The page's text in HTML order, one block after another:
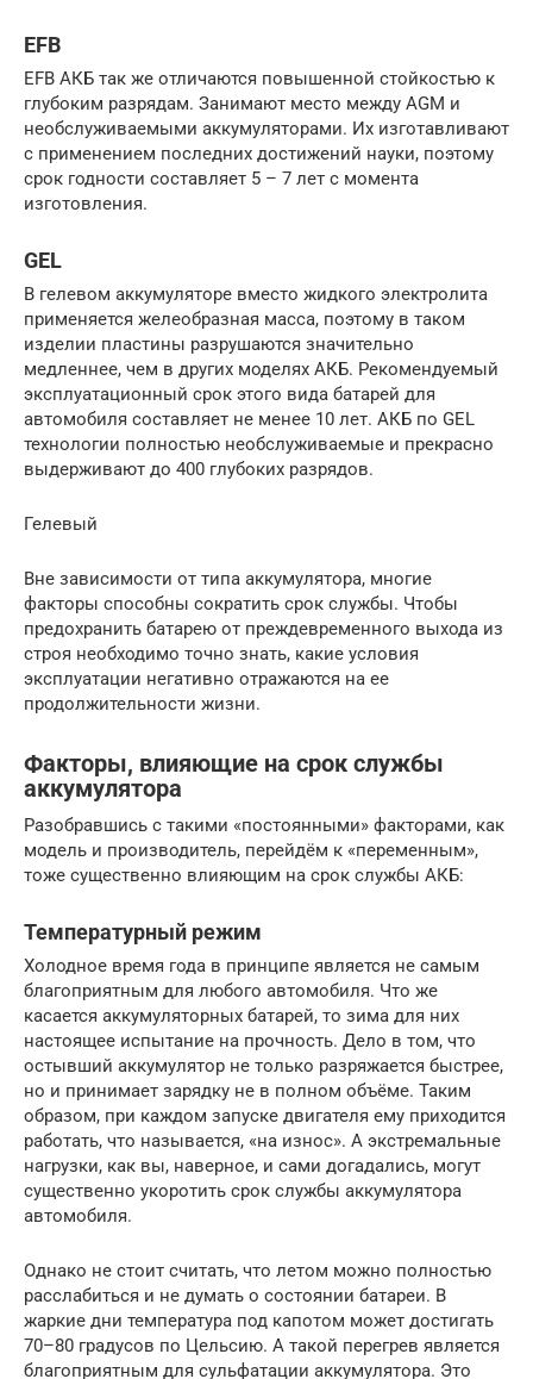
EFB
EFB АКБ так же отличаются повышенной стойкостью к
глубоким разрядам. Занимают место между AGM и
необслуживаемыми аккумуляторами. Их изготавливают
с применением последних достижений науки, поэтому
срок годности составляет 5 – 7 лет с момента
изготовления.
GEL
В гелевом аккумуляторе вместо жидкого электролита
применяется желеобразная масса, поэтому в таком
изделии пластины разрушаются значительно
медленнее, чем в других моделях АКБ. Рекомендуемый
эксплуатационный срок этого вида батарей для
автомобиля составляет не менее 10 лет. АКБ по GEL
технологии полностью необслуживаемые и прекрасно
выдерживают до 400 глубоких разрядов.
Гелевый
Вне зависимости от типа аккумулятора, многие
факторы способны сократить срок службы. Чтобы
предохранить батарею от преждевременного выхода из
строя необходимо точно знать, какие условия
эксплуатации негативно отражаются на ее
продолжительности жизни.
Факторы, влияющие на срок службы
аккумулятора
Разобравшись с такими «постоянными» факторами, как
модель и производитель, перейдём к «переменным»,
тоже существенно влияющим на срок службы АКБ:
Температурный режим
Холодное время года в принципе является не самым
благоприятным для любого автомобиля. Что же
касается аккумуляторных батарей, то зима для них
настоящее испытание на прочность. Дело в том, что
остывший аккумулятор не только разряжается быстрее,
но и принимает зарядку не в полном объёме. Таким
образом, при каждом запуске двигателя ему приходится
работать, что называется, «на износ». А экстремальные
нагрузки, как вы, наверное, и сами догадались, могут
существенно укоротить срок службы аккумулятора
автомобиля.
Однако не стоит считать, что летом можно полностью
расслабиться и не думать о состоянии батареи. В
жаркие дни температура под капотом может достигать
70–80 градусов по Цельсию. А такой перегрев является
благоприятным для сульфатации аккумулятора. Это